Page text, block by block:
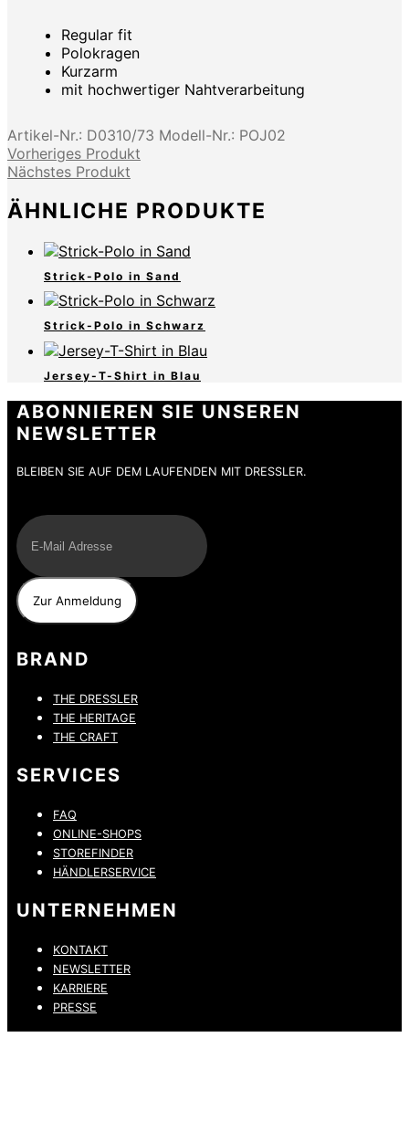
Regular fit
Polokragen
Kurzarm
mit hochwertiger Nahtverarbeitung
Artikel-Nr.: D0310/73 Modell-Nr.: POJ02
Vorheriges Produkt
Nächstes Produkt
ÄHNLICHE PRODUKTE
Strick-Polo in Sand
Strick-Polo in Schwarz
Jersey-T-Shirt in Blau
ABONNIEREN SIE UNSEREN
NEWSLETTER
BLEIBEN SIE AUF DEM LAUFENDEN MIT DRESSLER.
BRAND
THE DRESSLER
THE HERITAGE
THE CRAFT
SERVICES
FAQ
ONLINE-SHOPS
STOREFINDER
HÄNDLERSERVICE
UNTERNEHMEN
KONTAKT
NEWSLETTER
KARRIERE
PRESSE